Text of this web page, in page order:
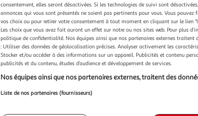
consentement, elles seront désactivées. Si les technologies de suivi sont
annonces qui vous sont présentés ne soient pas pertinents pour vous. Vous
vos choix ou pour retirer votre consentement à tout moment en cliquant sur le lien
Les choix que vous avez fait auront un effet sur notre ou nos sites web. Pour plus
politique de confidentialité. Nos équipes ainsi que nos partenaires externes traitent
: Utiliser des données de géolocalisation précises. Analyser activement les
Stocker et/ou accéder à des informations sur un appareil. Publicités et contenu
publicités et du contenu, études d’audience et développement de services.
Nos équipes ainsi que nos partenaires externes, traitent des
Liste de nos partenaires (fournisseurs)